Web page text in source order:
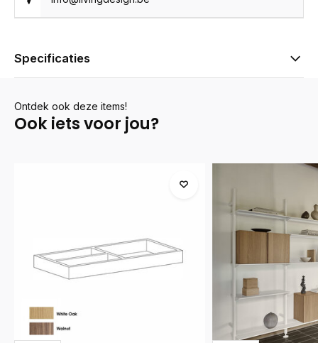
Specificaties
Ontdek ook deze items!
Ook iets voor jou?